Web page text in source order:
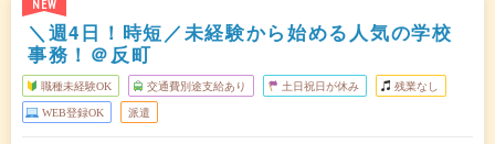
NEW
＼週4日！時短／未経験から始める人気の学校
事務！＠反町
職種未経験OK 交通費別途支給あり 土日祝日が休み 残業なし
WEB登録OK 派遣